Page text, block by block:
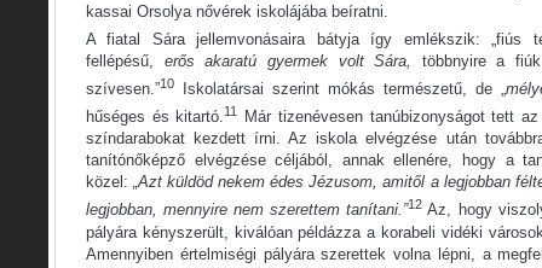
kassai Orsolya nővérek iskolájába beíratni.
A fiatal Sára jellemvonásaira bátyja így emlékszik: „fiús
fellépésű,
erős akaratú gyermek volt Sára, többnyire a
szívesen.”10 Iskolatársai szerint mókás természetű, de „
hűséges és kitartó.11
Már tizenévesen tanúbizonyságot tett
színdarabokat kezdett írni. Az iskola elvégzése után
tanítónőképző elvégzése céljából, annak ellenére, hogy a
közel:„Azt küldöd nekem édes Jézusom, amitől a legjobban
legjobban, mennyire nem szerettem tanítani.”12 Az, hogy
pályára kényszerült, kiválóan példázza a korabeli vidéki
Amennyiben értelmiségi pályára szerettek volna lépni, a